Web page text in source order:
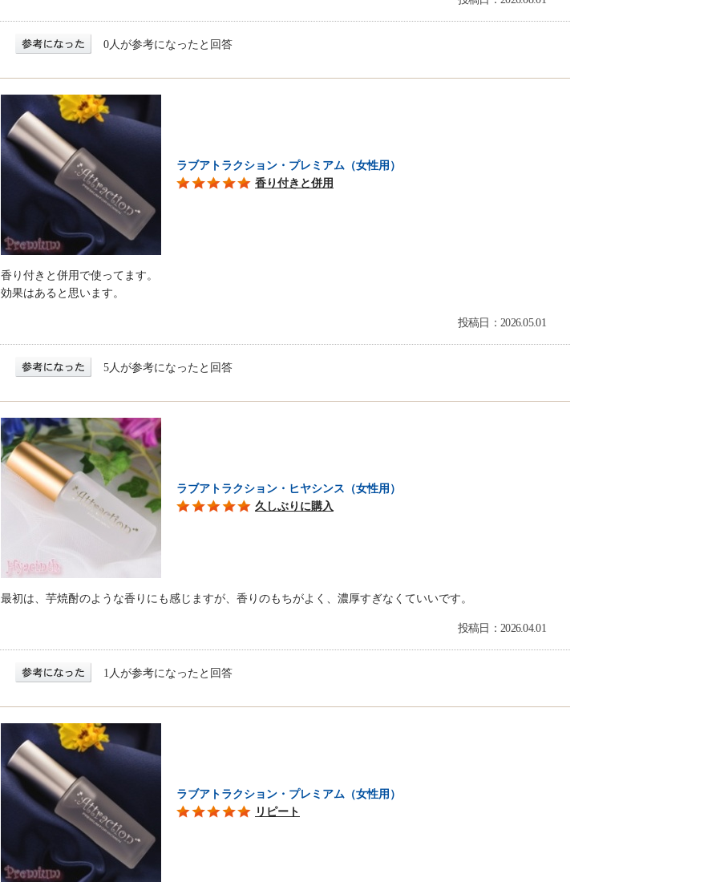
0人が参考になったと回答
ラブアトラクション・プレミアム（女性用）
香り付きと併用
香り付きと併用で使ってます。
効果はあると思います。
投稿日：2026.05.01
5人が参考になったと回答
ラブアトラクション・ヒヤシンス（女性用）
久しぶりに購入
最初は、芋焼酎のような香りにも感じますが、香りのもちがよく、濃厚すぎなくていいです。
投稿日：2026.04.01
1人が参考になったと回答
ラブアトラクション・プレミアム（女性用）
リピート